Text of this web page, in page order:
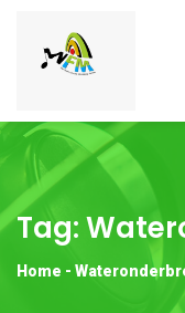
Tag:
Home -